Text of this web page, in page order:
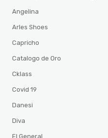
Angelina
Arles Shoes
Capricho
Catalogo de Oro
Cklass
Covid 19
Danesi
Diva
El General